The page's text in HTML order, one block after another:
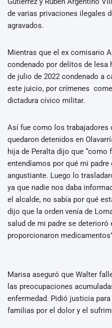
de varias privaciones ilegales
agravados.
Mientras que el ex comisario
condenado por delitos de lesa
de julio de 2022 condenado a
este juicio, por crímenes
dictadura cívico militar.
Así fue como los trabajadores
quedaron detenidos en
hija de Peralta dijo que “como
entendíamos por qué mi
angustiante. Luego lo
ya que nadie nos daba
el alcalde, no sabía por qué
dijo que la orden venía de
salud de mi padre se deterioró
proporcionaron
Marisa aseguró que Walter
las preocupaciones
enfermedad. Pidió justicia
familias por el dolor y el